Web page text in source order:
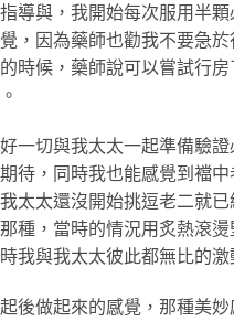
導與，我開始每次服用半
，因為藥師也勸我不要急
時候，藥師說可以嘗試行
一切與我太太一起準備驗證
待，同時我也能感覺到襠
太太還沒開始挑逗老二就
種，當時的情況用炙熱滾
我與我太太彼此都無比的
後做起來的感覺，那種美